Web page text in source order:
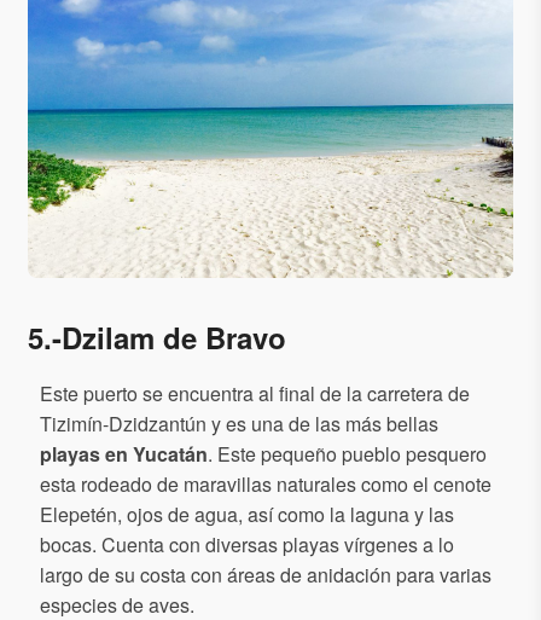
5.-Dzilam de Bravo
Este puerto se encuentra al final de la carretera de
Tizimín-Dzidzantún y es una de las más bellas
playas en Yucatán. Este pequeño pueblo pesquero
esta rodeado de maravillas naturales como el cenote
Elepetén, ojos de agua, así como la laguna y las
bocas. Cuenta con diversas playas vírgenes a lo
largo de su costa con áreas de anidación para varias
especies de aves.